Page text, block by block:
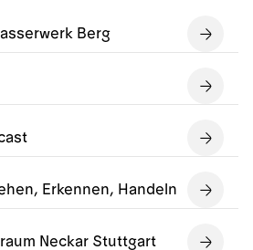
Berg
Erkennen, Handeln
Neckar Stuttgart